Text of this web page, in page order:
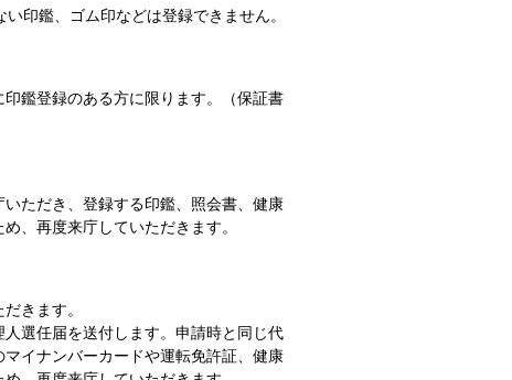
印鑑、ゴム印などは登録できません。
鑑登録のある方に限ります。（保証書
ただき、登録する印鑑、照会書、健康
、再度来庁していただきます。
きます。
選任届を送付します。申請時と同じ代
イナンバーカードや運転免許証、健康